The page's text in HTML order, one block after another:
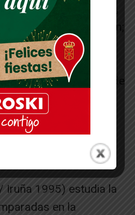
lenguajes narrativos,
y de gran imaginación;
transita desde el
guiones
un exponente de
generación; y los
recibidos en su
Iruña 1995) estudia la
en la